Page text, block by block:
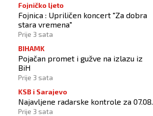
Fojničko ljeto
Fojnica : Upriličen koncert "Za dobra
stara vremena"
Prije 3 sata
BIHAMK
Pojačan promet i gužve na izlazu iz
BiH
Prije 3 sata
KSB i Sarajevo
Najavljene radarske kontrole za 07.08.
Prije 3 sata